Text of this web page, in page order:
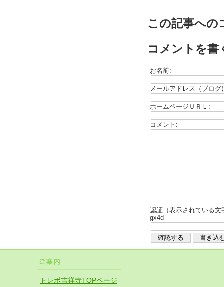
この記事への
コメントを書
お名前:
メールアドレス（ブロ
ホームページＵＲＬ:
コメント:
認証（表示されている
gx4d
トレボ吉祥寺TOPページ